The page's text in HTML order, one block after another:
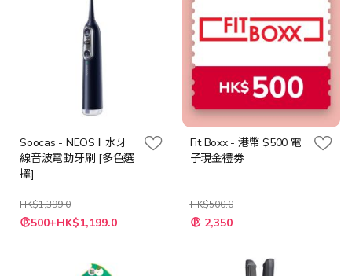
Soocas - NEOS II 水牙
線音波電動牙刷 [多色選
擇]
HK$1,399.0
500+HK$1,199.0
Fit Boxx - 港幣 $500 電
子現金禮劵
HK$500.0
特
殊 2,350